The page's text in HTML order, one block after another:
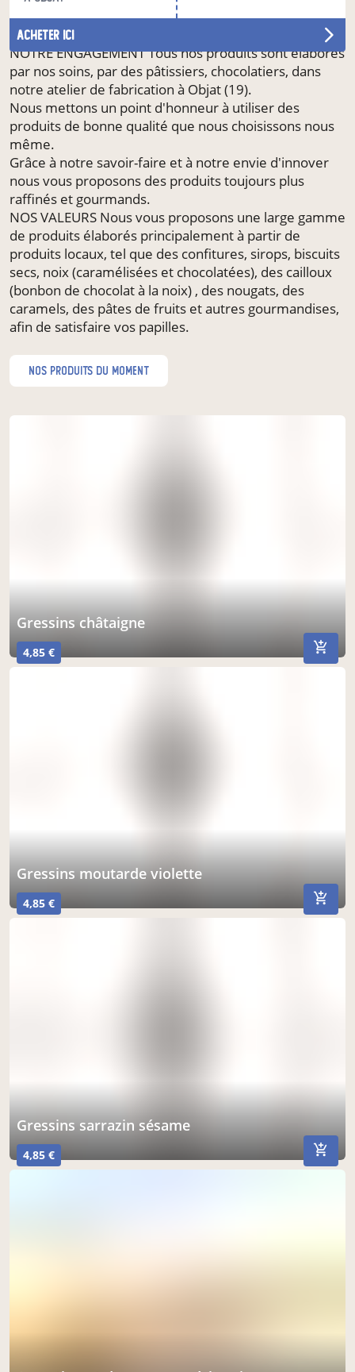
acheter ici
nous imaginons des recettes capables de vous
étonner et de vous faire succomber ...
NOTRE ENGAGEMENT Tous nos produits sont élaborés
par nos soins, par des pâtissiers, chocolatiers, dans
notre atelier de fabrication à Objat (19).
Nous mettons un point d'honneur à utiliser des
produits de bonne qualité que nous choisissons nous
même.
Grâce à notre savoir-faire et à notre envie d'innover
nous vous proposons des produits toujours plus
raffinés et gourmands.
NOS VALEURS Nous vous proposons une large gamme
de produits élaborés principalement à partir de
produits locaux, tel que des confitures, sirops, biscuits
secs, noix (caramélisées et chocolatées), des cailloux
(bonbon de chocolat à la noix) , des nougats, des
caramels, des pâtes de fruits et autres gourmandises,
afin de satisfaire vos papilles.
nos produits du moment
gressins châtaigne
4,85 €
gressins moutarde violette
4,85 €
gressins sarrazin sésame
4,85 €